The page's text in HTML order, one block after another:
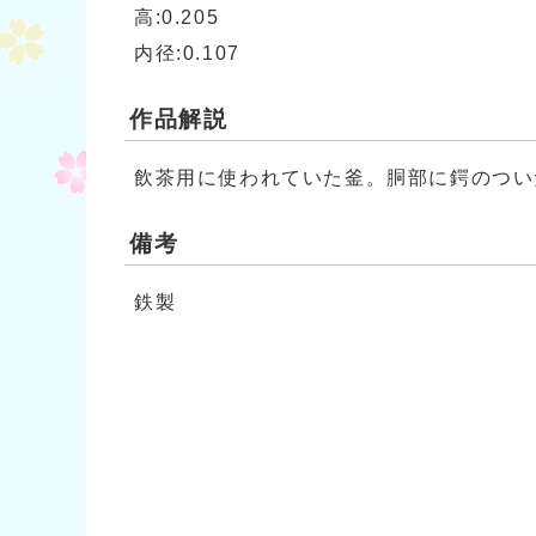
高:0.205
内径:0.107
作品解説
飲茶用に使われていた釜。胴部に鍔のつ
備考
鉄製